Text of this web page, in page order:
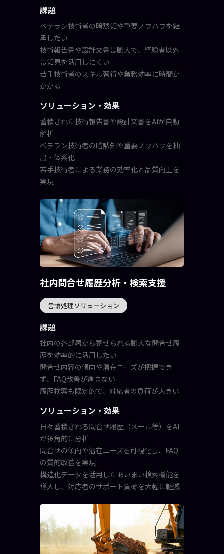
課題
ベテラン技術者の暗黙知や重要ノウハウを継
承したい
技術報告書や設計文書は膨大で、経験者以外
は知見を活用しにくい
若手技術者のスキル習得や業務効率に時間が
かかる
ソリューション・効果
蓄積された技術報告書や設計文書をAIが自動
解析
ベテラン技術者の暗黙知や重要ノウハウを抽
出・体系化
若手技術者による業務の効率化と品質向上を
実現
社内問合せ履歴分析・検索支援
言語処理ソリューション
課題
社内の各部署から寄せられる膨大な問合せ履
歴を効率的に活用したい
問合せ内容の傾向や潜在ニーズが把握でき
ず、FAQ改善が進まない
履歴検索も限定的で、対応者の負荷が大きい
ソリューション・効果
日々蓄積される問合せ履歴（メール等）をAI
が多角的に分析
問合せの傾向や潜在ニーズを可視化し、FAQ
の質的改善を実現
構造化データを活用したあいまい検索機能を
導入し、対応者のサポート負荷を大幅に軽減